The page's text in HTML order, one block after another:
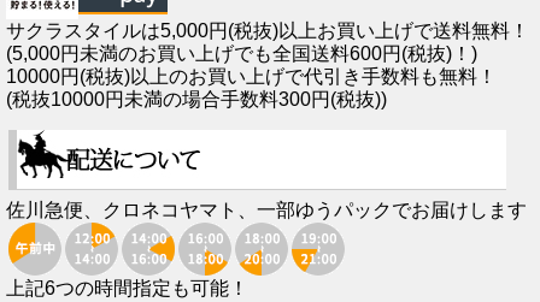
サクラスタイルは5,000円(税抜)以上お買い上げで送料無料！
(5,000円未満のお買い上げでも全国送料600円(税抜)！)
10000円(税抜)以上のお買い上げで代引き手数料も無料！
(税抜10000円未満の場合手数料300円(税抜))
佐川急便、クロネコヤマト、一部ゆうパックでお届けします
上記6つの時間指定も可能！